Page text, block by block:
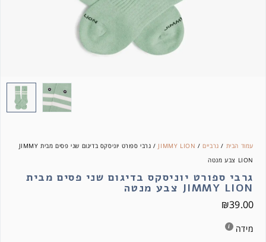
עמוד הבית / גרביים/
JIMMY LION
/ גרבי ספורט יוניסקס בדיגום שני פסים מבית JIMMY
LION צבע מנטה
גרבי ספורט יוניסקס בדיגום שני פסים מבית
JIMMY LION צבע מנטה
₪39.00
מידה